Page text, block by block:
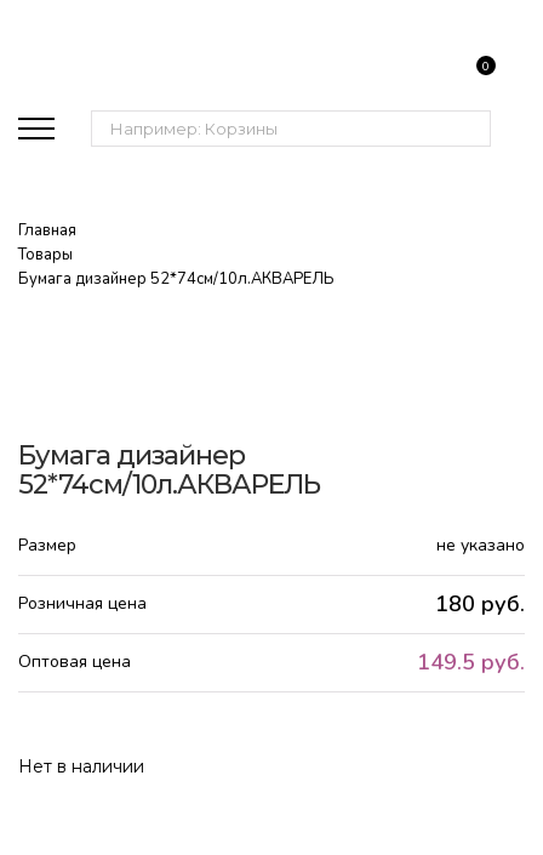
Поиск:
0
Главная
Товары
Бумага дизайнер 52*74см/10л.АКВАРЕЛЬ
Бумага дизайнер
52*74см/10л.АКВАРЕЛЬ
Размер не указано
Розничная цена 180 руб.
Оптовая цена 149.5 руб.
Нет в наличии